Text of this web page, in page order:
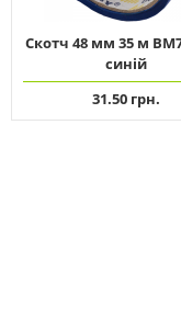
Скотч 48 мм 35 м
синій
31.50 грн.